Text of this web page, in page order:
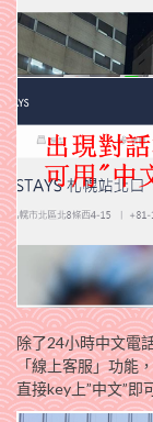
除了24小時中文電
「線上客服」功能
直接key上”中文”即